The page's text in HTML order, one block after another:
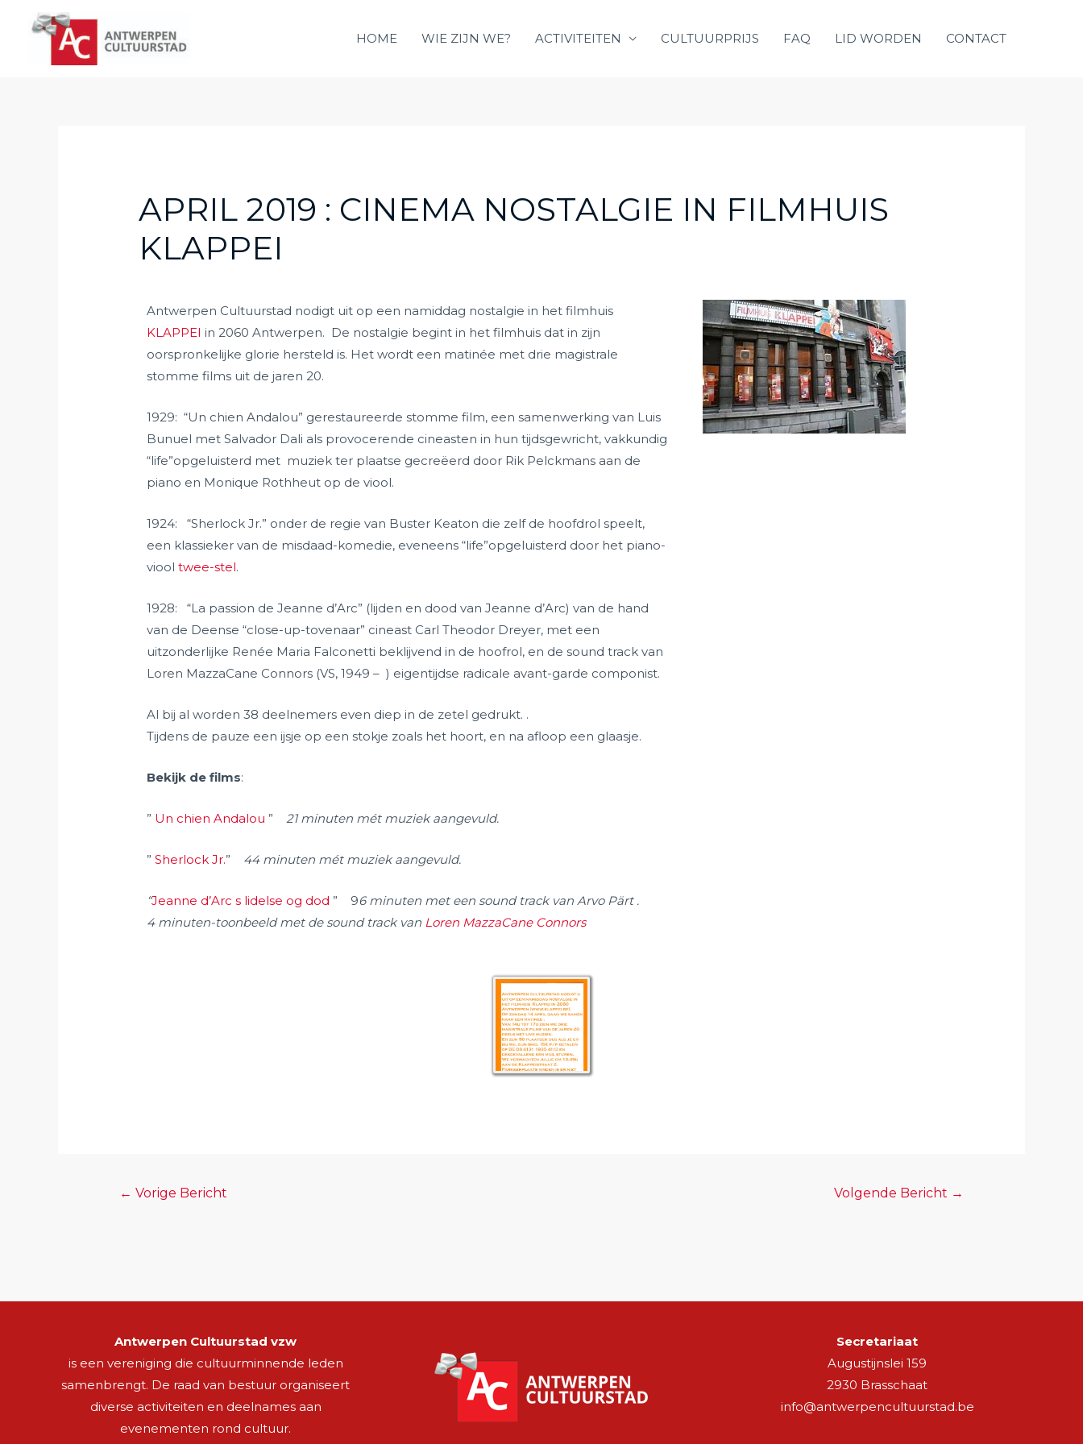
HOME WIE ZIJN WE? ACTIVITEITEN CULTUURPRIJS FAQ LID WORDEN CONTACT
APRIL 2019 : CINEMA NOSTALGIE IN FILMHUIS
KLAPPEI
Antwerpen Cultuurstad nodigt uit op een namiddag nostalgie in het filmhuis
KLAPPEI in 2060 Antwerpen. De nostalgie begint in het filmhuis dat in zijn
oorspronkelijke glorie hersteld is. Het wordt een matinée met drie magistrale
stomme films uit de jaren 20.
1929: “Un chien Andalou” gerestaureerde stomme film, een samenwerking van Luis
Bunuel met Salvador Dali als provocerende cineasten in hun tijdsgewricht, vakkundig
“life”opgeluisterd met muziek ter plaatse gecreëerd door Rik Pelckmans aan de
piano en Monique Rothheut op de viool.
1924: “Sherlock Jr.” onder de regie van Buster Keaton die zelf de hoofdrol speelt,
een klassieker van de misdaad-komedie, eveneens “life”opgeluisterd door het piano-
viooltwee-stel.
1928: “La passion de Jeanne d’Arc” (lijden en dood van Jeanne d’Arc) van de hand
van de Deense “close-up-tovenaar” cineast Carl Theodor Dreyer, met een
uitzonderlijke Renée Maria Falconetti beklijvend in de hoofrol, en de sound track van
Loren MazzaCane Connors (VS, 1949 – ) eigentijdse radicale avant-garde componist.
Al bij al worden 38 deelnemers even diep in de zetel gedrukt. .
Tijdens de pauze een ijsje op een stokje zoals het hoort, en na afloop een glaasje.
Bekijk de films:
” Un chien Andalou ”21 minuten mét muziek aangevuld.
”Sherlock Jr.” 44 minuten mét muziek aangevuld.
“Jeanne d’Arc s lidelse og dod ” 96 minuten met een sound track van Arvo Pärt .
4 minuten-toonbeeld met de sound track van Loren MazzaCane Connors
← Vorige Bericht Volgende Bericht →
Antwerpen Cultuurstad vzw
is een vereniging die cultuurminnende leden
samenbrengt. De raad van bestuur organiseert
diverse activiteiten en deelnames aan
evenementen rond cultuur.
Secretariaat
Augustijnslei 159
2930 Brasschaat
info@antwerpencultuurstad.be